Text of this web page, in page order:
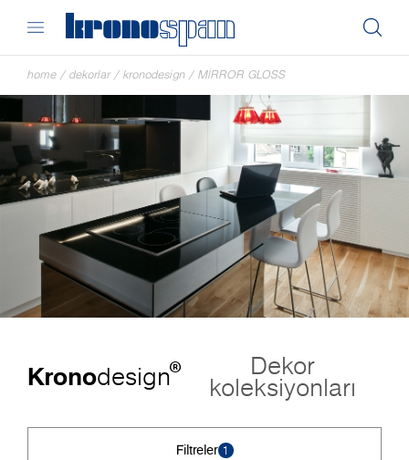
home / dekorlar / kronodesign / MIRROR GLOSS
Kronodesign® Dekor
koleksiyonları
Filtreler 1